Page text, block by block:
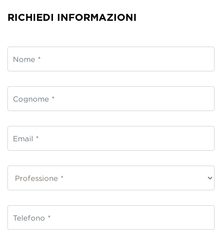
RICHIEDI INFORMAZIONI